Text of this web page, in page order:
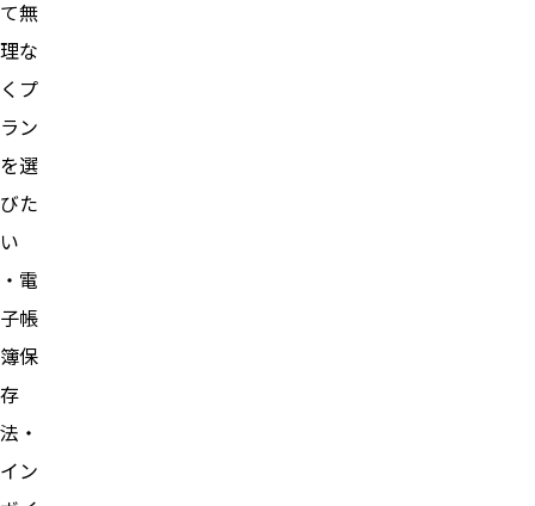
て無
理な
くプ
ラン
を選
びた
い
・電
子帳
簿保
存
法・
イン